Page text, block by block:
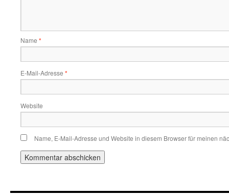
Name *
E-Mail-Adresse *
Website
Name, E-Mail-Adresse und Website in diesem Browser für meinen